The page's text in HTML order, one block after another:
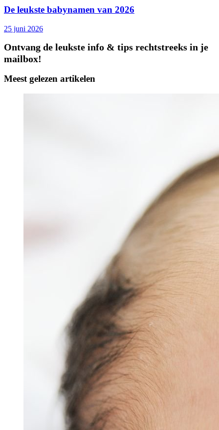
De leukste babynamen van 2026
25 juni 2026
Ontvang de leukste info & tips rechtstreeks in je
mailbox!
Meest gelezen artikelen